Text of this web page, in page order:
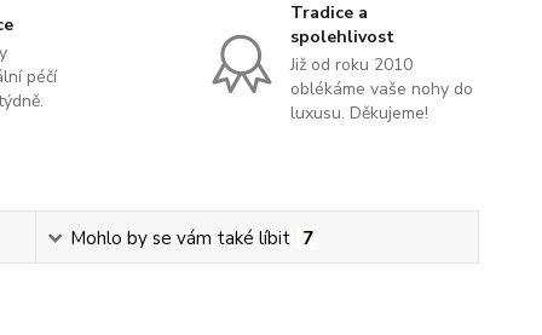
péčí
Tradice a
spolehlivost
Již od roku 2010
oblékáme vaše nohy do
luxusu. Děkujeme!
Mohlo by se vám také líbit 7